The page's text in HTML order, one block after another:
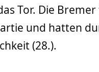
Tor. Die
und hatten
(28.).